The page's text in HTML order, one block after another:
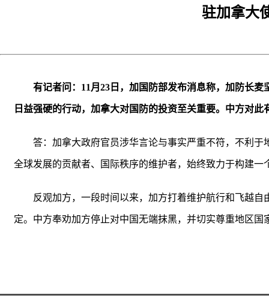
驻加拿大
有记者问：11月23日，加国防部发布消息称，加防长
日益强硬的行动，加拿大对国防的投资至关重要。中方对此
答：加拿大政府官员涉华言论与事实严重不符，不利
全球发展的贡献者、国际秩序的维护者，始终致力于构建一
反观加方，一段时间以来，加方打着维护航行和飞越
定。中方奉劝加方停止对中国无端抹黑，并切实尊重地区